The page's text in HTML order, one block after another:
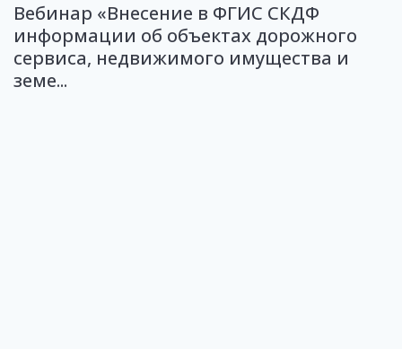
Вебинар «Внесение в ФГИС СКДФ
информации об объектах дорожного
сервиса, недвижимого имущества и
земе...